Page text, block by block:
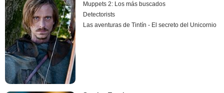
Muppets 2: Los más buscados
Detectorists
Las aventuras de Tintín - El secreto del Unicornio